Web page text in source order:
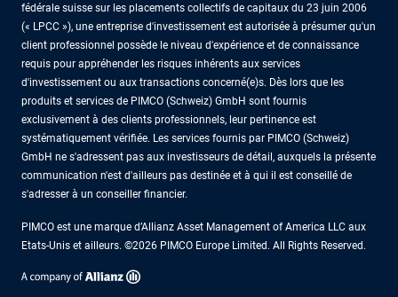
fédérale suisse sur les placements collectifs de capitaux du 23 juin 2006
(« LPCC »), une entreprise d'investissement est autorisée à présumer qu'un
client professionnel possède le niveau d'expérience et de connaissance
requis pour appréhender les risques inhérents aux services
d'investissement ou aux transactions concerné(e)s. Dès lors que les
produits et services de PIMCO (Schweiz) GmbH sont fournis
exclusivement à des clients professionnels, leur pertinence est
systématiquement vérifiée. Les services fournis par PIMCO (Schweiz)
GmbH ne s'adressent pas aux investisseurs de détail, auxquels la présente
communication n'est d'ailleurs pas destinée et à qui il est conseillé de
s'adresser à un conseiller financier.
PIMCO est une marque d’Allianz Asset Management of America LLC aux
Etats-Unis et ailleurs. ©2026 PIMCO Europe Limited. All Rights Reserved.